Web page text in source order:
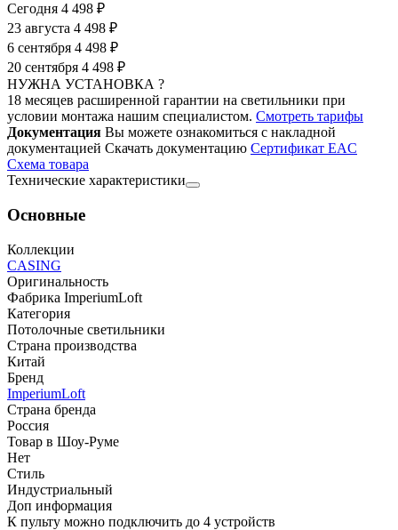
Сегодня 4 498 ₽
23 августа 4 498 ₽
6 сентября 4 498 ₽
20 сентября 4 498 ₽
НУЖНА УСТАНОВКА ?
18 месяцев расширенной гарантии на светильники при
условии монтажа нашим специалистом. Смотреть тарифы
Документация Вы можете ознакомиться с накладной
документацией Скачать документацию Cертификат EAC
Cхема товара
Технические характеристики
Основные
Коллекции
CASING
Оригинальность
Фабрика ImperiumLoft
Категория
Потолочные светильники
Страна производства
Китай
Бренд
ImperiumLoft
Страна бренда
Россия
Товар в Шоу-Руме
Нет
Стиль
Индустриальный
Доп информация
К пульту можно подключить до 4 устройств